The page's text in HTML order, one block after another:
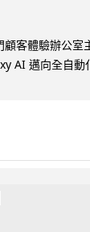
客體驗辦公室
AI 邁向全自